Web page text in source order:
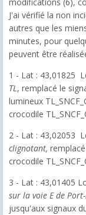
J'ai vérifié la non
autres que les
minutes, pour
peuvent être
1 - Lat : 43,01825
TL, remplacé le
lumineux
crocodile
2 - Lat : 43,02053
clignotant,
crocodile
3 - Lat : 43,01405
sur la voie E de
jusqu'aux signaux